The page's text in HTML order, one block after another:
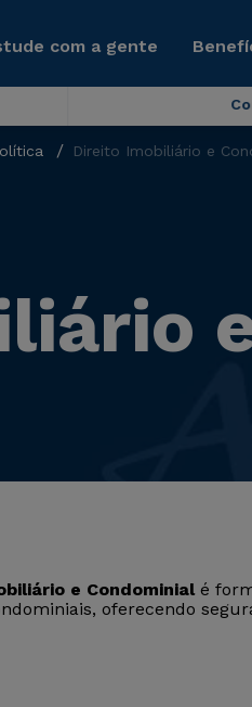
com a gente
Direito Imobiliário e
e Condominialé
oferecendo